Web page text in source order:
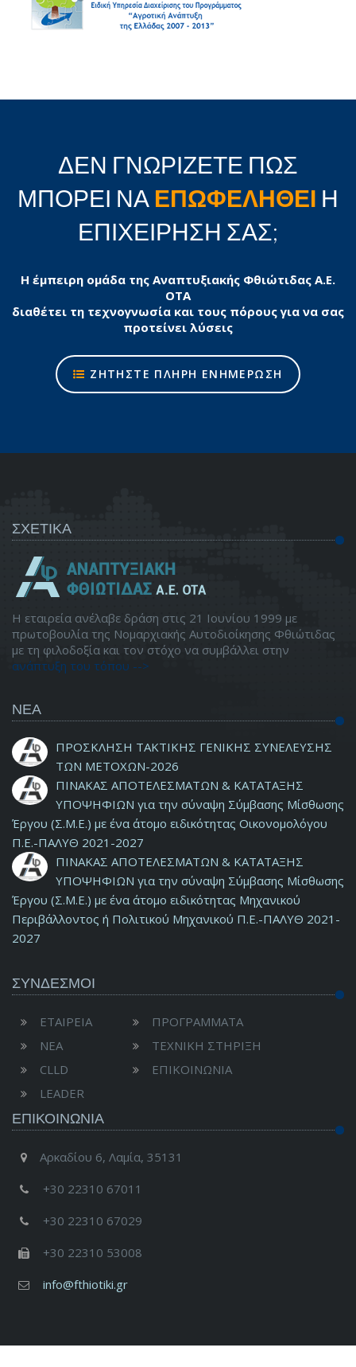
ΔΕΝ ΓΝΩΡΙΖΕΤΕ ΠΩΣ
ΜΠΟΡΕΙ ΝΑ ΕΠΩΦΕΛΗΘΕΙ Η
ΕΠΙΧΕΙΡΗΣΗ ΣΑΣ;
Η έμπειρη ομάδα της Αναπτυξιακής Φθιώτιδας Α.Ε.
ΟΤΑ
διαθέτει τη τεχνογνωσία και τους πόρους για να σας
προτείνει λύσεις
ΖΗΤΗΣΤΕ ΠΛΗΡΗ ΕΝΗΜΕΡΩΣΗ
ΣΧΕΤΙΚΑ
Η εταιρεία ανέλαβε δράση στις 21 Ιουνίου 1999 με
πρωτοβουλία της Νομαρχιακής Αυτοδιοίκησης Φθιώτιδας
με τη φιλοδοξία και τον στόχο να συμβάλλει στην
ανάπτυξη του τόπου -->
ΝΕΑ
ΠΡΟΣΚΛΗΣΗ ΤΑΚΤΙΚΗΣ ΓΕΝΙΚΗΣ ΣΥΝΕΛΕΥΣΗΣ
ΤΩΝ ΜΕΤΟΧΩΝ-2026
ΠΙΝΑΚΑΣ ΑΠΟΤΕΛΕΣΜΑΤΩΝ & ΚΑΤΑΤΑΞΗΣ
ΥΠΟΨΗΦΙΩΝ για την σύναψη Σύμβασης Μίσθωσης
Έργου (Σ.Μ.Ε.) με ένα άτομο ειδικότητας Οικονομολόγου
Π.Ε.-ΠΑΛΥΘ 2021-2027
ΠΙΝΑΚΑΣ ΑΠΟΤΕΛΕΣΜΑΤΩΝ & ΚΑΤΑΤΑΞΗΣ
ΥΠΟΨΗΦΙΩΝ για την σύναψη Σύμβασης Μίσθωσης
Έργου (Σ.Μ.Ε.) με ένα άτομο ειδικότητας Μηχανικού
Περιβάλλοντος ή Πολιτικού Μηχανικού Π.Ε.-ΠΑΛΥΘ 2021-
2027
ΣΥΝΔΕΣΜΟΙ
ΕΤΑΙΡΕΙΑ
ΝΕΑ
CLLD
LEADER
ΠΡΟΓΡΑΜΜΑΤΑ
ΤΕΧΝΙΚΗ ΣΤΗΡΙΞΗ
ΕΠΙΚΟΙΝΩΝΙΑ
ΕΠΙΚΟΙΝΩΝΊΑ
Αρκαδίου 6, Λαμία, 35131
+30 22310 67011
+30 22310 67029
+30 22310 53008
info@fthiotiki.gr